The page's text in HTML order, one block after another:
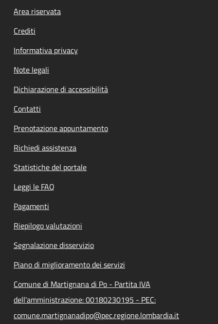
Footer menu
Area riservata
Crediti
Informativa privacy
Note legali
Dichiarazione di accessibilità
Contatti
Prenotazione appuntamento
Richiedi assistenza
Statistiche del portale
Leggi le FAQ
Pagamenti
Riepilogo valutazioni
Segnalazione disservizio
Piano di miglioramento dei servizi
Comune di Martignana di Po - Partita IVA
dell'amministrazione: 00180230195 - PEC:
comune.martignanadipo@pec.regione.lombardia.it